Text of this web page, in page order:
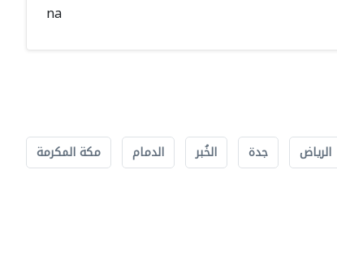
na
الرياض جدة الخُبر الدمام مكة المكرمة